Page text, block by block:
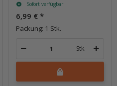
Sofort verfügbar
6,99 € *
Packung: 1 Stk.
Stk.